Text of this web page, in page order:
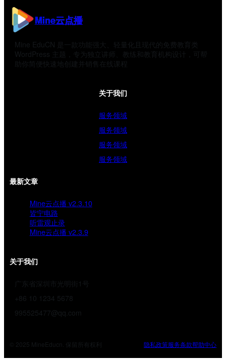
Mine云点播
Mine EduCN 是一款功能强大、轻量化且现代的免费教育类
WordPress 主题，专为独立讲师、教练和教育机构设计，可帮
助你简便快速地创建并销售在线课程
关于我们
服务领域
服务领域
服务领域
服务领域
最新文章
Mine云点播 v2.3.10
皆宁电路
听雷观止录
Mine云点播 v2.3.9
关于我们
广东省深圳市光明街1号
+86 10 1234 5678
995525477@qq.com
© 2025 MineEducn. 保留所有权利 隐私政策服务条款帮助中心